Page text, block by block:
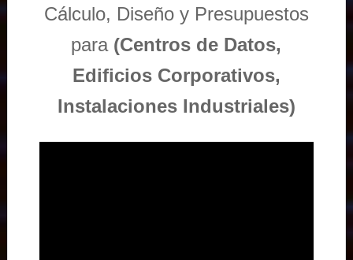
Cálculo, Diseño y Presupuestos
para (Centros de Datos,
Edificios Corporativos,
Instalaciones Industriales)